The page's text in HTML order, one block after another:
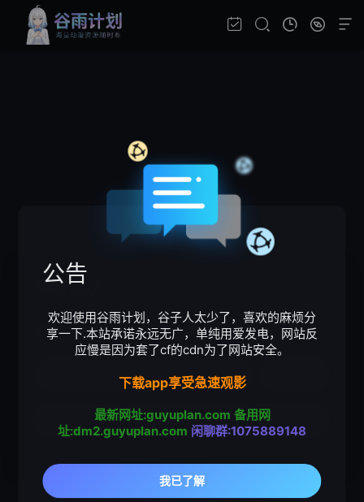
系统提示
请输入验证码
公告
欢迎使用谷雨计划，谷子人太少了，喜欢的麻烦分
享一下.本站承诺永远无广，单纯用爱发电，网站反
应慢是因为套了cf的cdn为了网站安全。
下载app享受急速观影
最新网址:guyuplan.com 备用网
址:dm2.guyuplan.com 闲聊群:1075889148